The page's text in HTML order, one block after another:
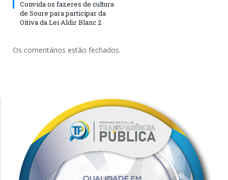
Convida os fazeres de cultura
de Soure para participar da
Oitiva da Lei Aldir Blanc 2
Os comentários estão fechados.